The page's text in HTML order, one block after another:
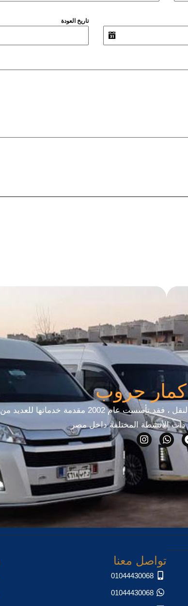
تاريخ العودة
جروب
تعتبر هي إحدى الشركات الرائدة فى مجال النقل ، فقد تأسست عام 2002 مقدمة خدماتها للعديد من
الأنشطة المختلفة داخل مصر
تواصل معنا
01044430068
01044430068